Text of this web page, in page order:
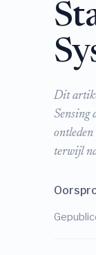
Dit
Sensing
terwijl